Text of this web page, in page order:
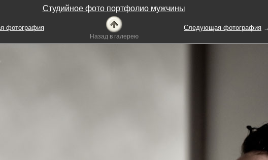
Студийное фото портфолио мужчины
фотография
Назад в галерею
Следующая фотография